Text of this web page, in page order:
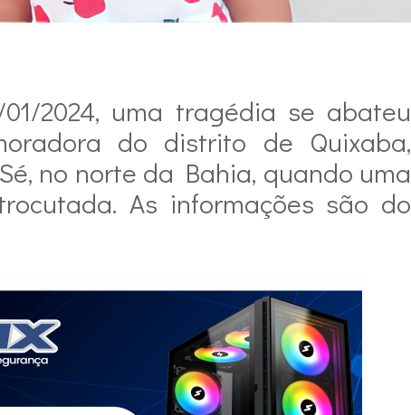
2024, uma tragédia se abateu
do distrito de Quixaba,
no norte da Bahia, quando uma
As informações são do